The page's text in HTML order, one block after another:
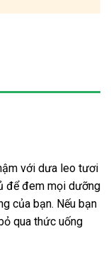
với dưa leo tươi
để đem mọi dưỡng
của bạn. Nếu bạn
qua thức uống